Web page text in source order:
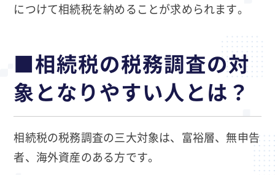
につけて相続税を納めることが求められます。
■相続税の税務調査の対
象となりやすい人とは？
相続税の税務調査の三大対象は、富裕層、無申告
者、海外資産のある方です。